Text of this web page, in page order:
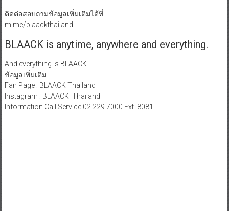
ติดต่อสอบถามข้อมูลเพิ่มเติมได้ที่
m.me/blaackthailand
BLAACK is anytime, anywhere and everything.
And everything is BLAACK
ข้อมูลเพิ่มเติม
Fan Page : BLAACK Thailand
Instagram : BLAACK_Thailand
Information Call Service 02 229 7000 Ext. 8081